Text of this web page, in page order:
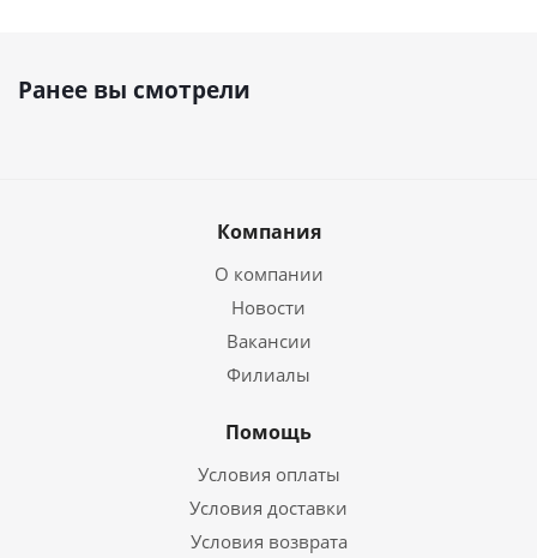
Ранее вы смотрели
Компания
О компании
Новости
Вакансии
Филиалы
Помощь
Условия оплаты
Условия доставки
Условия возврата